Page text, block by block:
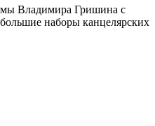
Владимира Гришина с
наборы канцелярских